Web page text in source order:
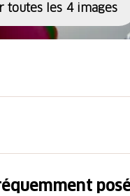
toutes les 4 images
einen
wird auch die